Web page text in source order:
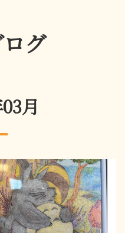
グ
月